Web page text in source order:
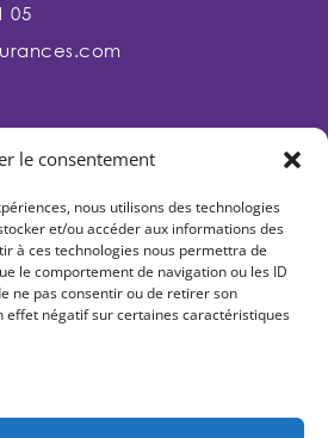
le consentement
nous utilisons des technologies
et/ou accéder aux informations des
à ces technologies nous permettra de
le comportement de navigation ou les ID
ne pas consentir ou de retirer son
effet négatif sur certaines caractéristiques
05